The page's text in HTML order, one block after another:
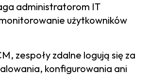
administratorom IT
użytkowników
zespoły zdalne logują się za
konfigurowania ani